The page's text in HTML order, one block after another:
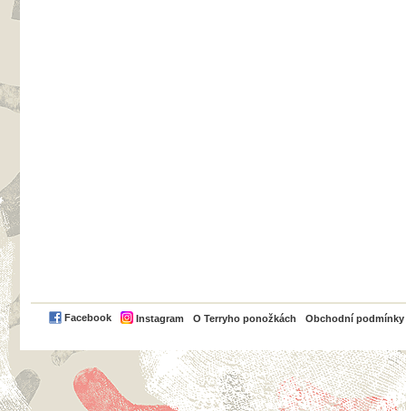
Facebook Instagram O Terryho ponožkách Obchodní podmínky
PayPal